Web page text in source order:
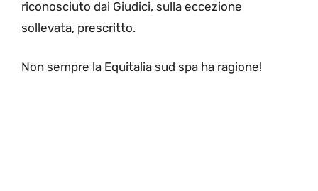
riconosciuto dai Giudici, sulla eccezione
sollevata, prescritto.
Non sempre la Equitalia sud spa ha ragione!